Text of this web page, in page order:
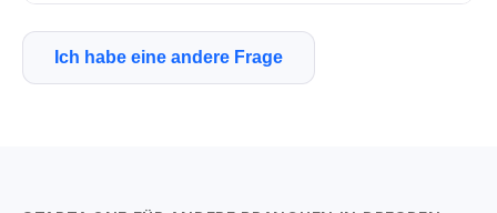
Ich habe eine andere Frage